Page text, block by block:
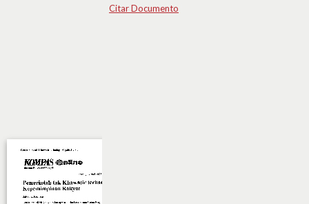
Citar Documento